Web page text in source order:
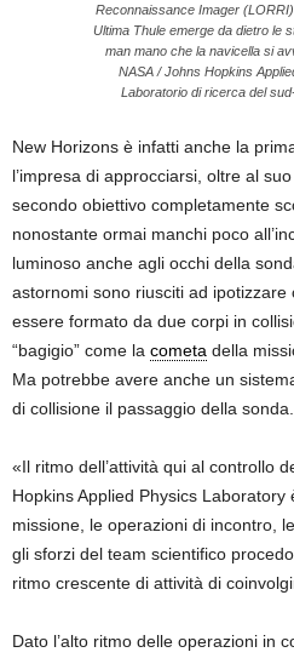
Reconnaissance Imager
Ultima Thule emerge da dietro le
man mano che la navicella si
NASA / Johns Hopkins
Laboratorio di ricerca del
New Horizons è infatti anche la
l’impresa di approcciarsi, oltre al
secondo obiettivo completamente
nonostante ormai manchi poco
luminoso anche agli occhi della
astornomi sono riusciti ad ipotizzare
essere formato da due corpi in
“bagigio” come la cometa della
Ma potrebbe avere anche un
di collisione il passaggio della sonda.
«Il ritmo dell’attività qui al controllo
Hopkins Applied Physics
missione, le operazioni di incontro,
gli sforzi del team scientifico
ritmo crescente di attività di
Dato l’alto ritmo delle operazioni in